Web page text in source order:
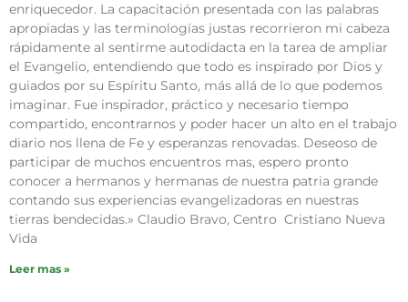
enriquecedor. La capacitación presentada con las palabras
apropiadas y las terminologías justas recorrieron mi cabeza
rápidamente al sentirme autodidacta en la tarea de ampliar
el Evangelio, entendiendo que todo es inspirado por Dios y
guiados por su Espíritu Santo, más allá de lo que podemos
imaginar. Fue inspirador, práctico y necesario tiempo
compartido, encontrarnos y poder hacer un alto en el trabajo
diario nos llena de Fe y esperanzas renovadas. Deseoso de
participar de muchos encuentros mas, espero pronto
conocer a hermanos y hermanas de nuestra patria grande
contando sus experiencias evangelizadoras en nuestras
tierras bendecidas.» Claudio Bravo, Centro Cristiano Nueva
Vida
Leer mas »